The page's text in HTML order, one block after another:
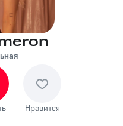
Нравится